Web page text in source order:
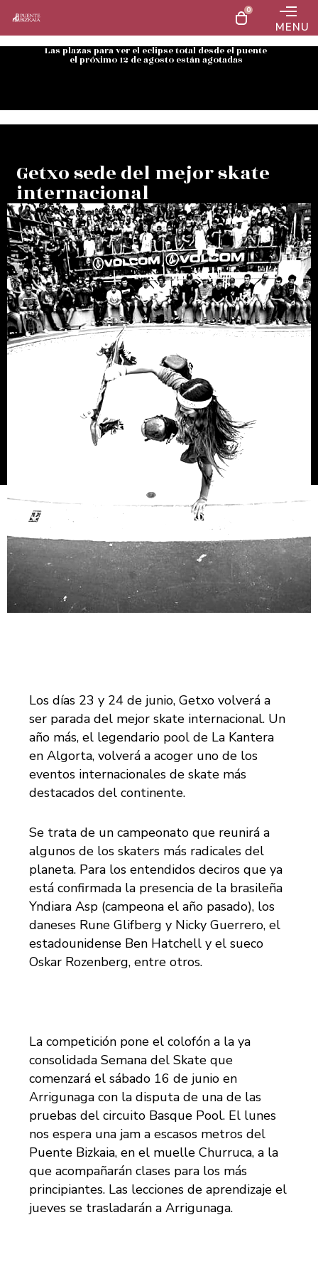
0
MENU
Las plazas para ver el eclipse total desde el puente
el próximo 12 de agosto están agotadas
Getxo sede del mejor skate
internacional
Los días 23 y 24 de junio, Getxo volverá a
ser parada del mejor skate internacional. Un
año más, el legendario pool de La Kantera
en Algorta, volverá a acoger uno de los
eventos internacionales de skate más
destacados del continente.
Se trata de un campeonato que reunirá a
algunos de los skaters más radicales del
planeta. Para los entendidos deciros que ya
está confirmada la presencia de la brasileña
Yndiara Asp (campeona el año pasado), los
daneses Rune Glifberg y Nicky Guerrero, el
estadounidense Ben Hatchell y el sueco
Oskar Rozenberg, entre otros.
La competición pone el colofón a la ya
consolidada Semana del Skate que
comenzará el sábado 16 de junio en
Arrigunaga con la disputa de una de las
pruebas del circuito Basque Pool. El lunes
nos espera una jam a escasos metros del
Puente Bizkaia, en el muelle Churruca, a la
que acompañarán clases para los más
principiantes. Las lecciones de aprendizaje el
jueves se trasladarán a Arrigunaga.